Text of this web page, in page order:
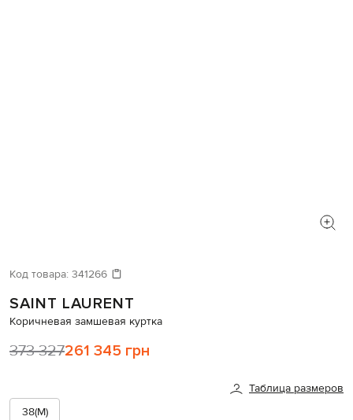
Код товара: 341266
SAINT LAURENT
Коричневая замшевая куртка
373 327261 345 грн
Таблица размеров
38(M)